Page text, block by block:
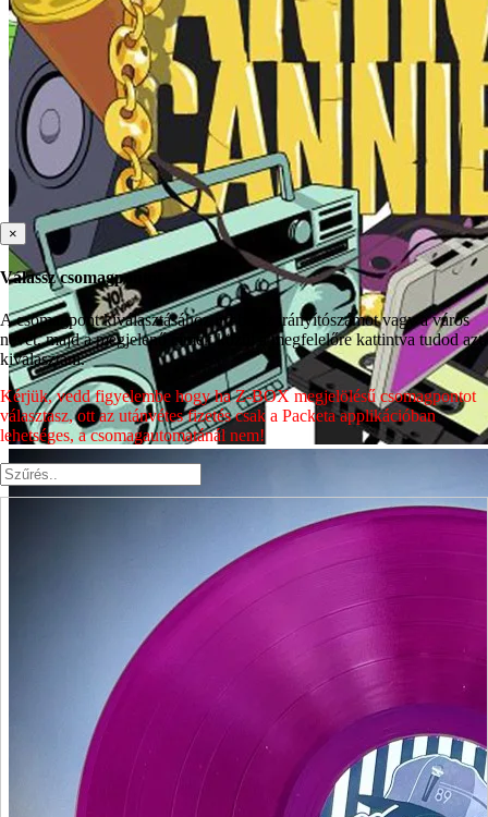
×
Válassz csomagpontot
A csomagpont kiválasztásához írd be az irányítószámot vagy a város
nevét, majd a megjelenő címek közül a megfelelőre kattintva tudod azt
kiválasztani.
Kérjük, vedd figyelembe hogy ha Z-BOX megjelölésű csomagpontot
választasz, ott az utánvétes fizetés csak a Packeta applikációban
lehetséges, a csomagautomatánál nem!